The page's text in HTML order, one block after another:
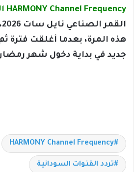
HARMONY Channel Frequency السودانية
هذه المرة، بعدما أغلقت فترة
جديد في بداية دخول شهر
HARMONY Channel Frequency
تردد القنوات السودانية